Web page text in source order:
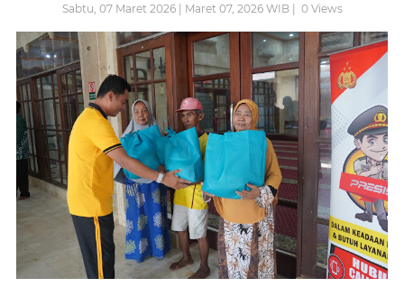
Sabtu, 07 Maret 2026 | Maret 07, 2026 WIB | 0Views